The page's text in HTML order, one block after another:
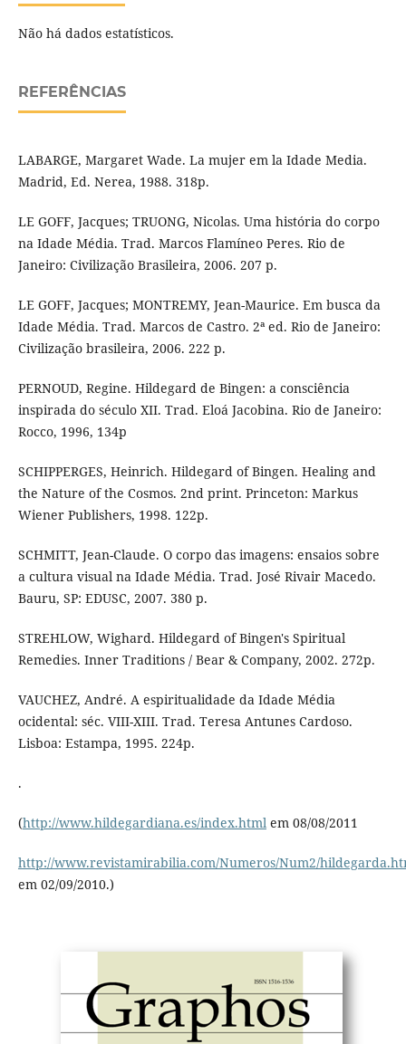
Não há dados estatísticos.
REFERÊNCIAS
LABARGE, Margaret Wade. La mujer em la Idade Media.
Madrid, Ed. Nerea, 1988. 318p.
LE GOFF, Jacques; TRUONG, Nicolas. Uma história do corpo
na Idade Média. Trad. Marcos Flamíneo Peres. Rio de
Janeiro: Civilização Brasileira, 2006. 207 p.
LE GOFF, Jacques; MONTREMY, Jean-Maurice. Em busca da
Idade Média. Trad. Marcos de Castro. 2ª ed. Rio de Janeiro:
Civilização brasileira, 2006. 222 p.
PERNOUD, Regine. Hildegard de Bingen: a consciência
inspirada do século XII. Trad. Eloá Jacobina. Rio de Janeiro:
Rocco, 1996, 134p
SCHIPPERGES, Heinrich. Hildegard of Bingen. Healing and
the Nature of the Cosmos. 2nd print. Princeton: Markus
Wiener Publishers, 1998. 122p.
SCHMITT, Jean-Claude. O corpo das imagens: ensaios sobre
a cultura visual na Idade Média. Trad. José Rivair Macedo.
Bauru, SP: EDUSC, 2007. 380 p.
STREHLOW, Wighard. Hildegard of Bingen's Spiritual
Remedies. Inner Traditions / Bear & Company, 2002. 272p.
VAUCHEZ, André. A espiritualidade da Idade Média
ocidental: séc. VIII-XIII. Trad. Teresa Antunes Cardoso.
Lisboa: Estampa, 1995. 224p.
.
(http://www.hildegardiana.es/index.htmlem 08/08/2011
http://www.revistamirabilia.com/Numeros/Num2/
em 02/09/2010.)